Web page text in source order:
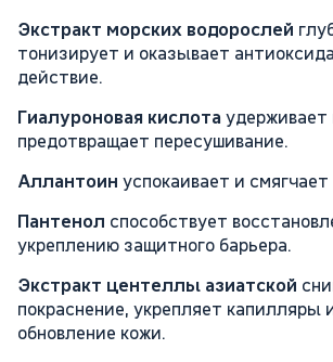
Экстракт морских водорослей
тонизирует и оказывает
действие.
Гиалуроновая кислота удерживает
предотвращает пересушивание.
Аллантоин успокаивает и смягчает
Пантенол способствует
укреплению защитного барьера.
Экстракт центеллы азиатской
покраснение, укрепляет капилляры
обновление кожи.